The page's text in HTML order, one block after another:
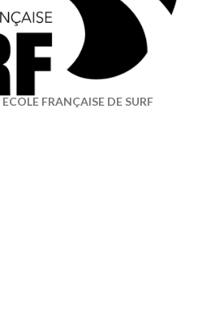
ECOLE FRANÇAISE DE SURF